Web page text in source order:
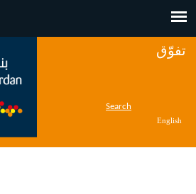
تفوّق
Search
English